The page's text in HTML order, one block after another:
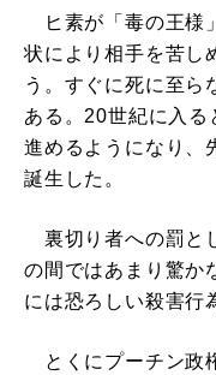
ヒ素が「毒の王様
状により相手を苦し
う。すぐに死に至ら
ある。20世紀に入る
進めるようになり、
誕生した。
裏切り者への罰と
の間ではあまり驚か
には恐ろしい殺害行
とくにプーチン政